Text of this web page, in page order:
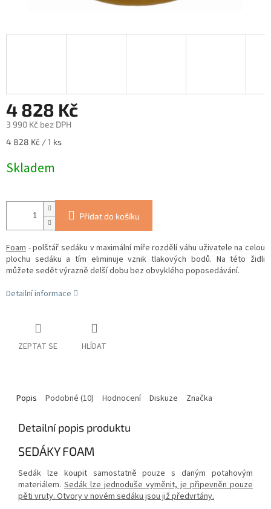
4 828 Kč
3 990 Kč bez DPH
Měrná
4 828 Kč / 1 ks
Skladem
Přidat do košíku
Foam - polštář sedáku v maximální míře rozdělí váhu uživatele na celou
plochu sedáku a tím eliminuje vznik tlakových bodů. Na této židli
můžete sedět výrazně delší dobu bez obvyklého poposedávání.
Detailní informace
ZEPTAT SE HLÍDAT
Popis Podobné (10) Hodnocení Diskuze Značka
Detailní popis produktu
SEDÁKY FOAM
Sedák lze koupit samostatně pouze s daným potahovým
materiálem. Sedák lze jednoduše vyměnit, je připevněn pouze
pěti vruty. Otvory v novém sedáku jsou již předvrtány.